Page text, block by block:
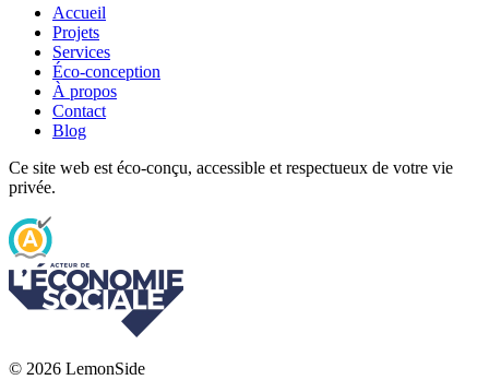
Accueil
Projets
Services
Éco-conception
À propos
Contact
Blog
Ce site web est éco-conçu, accessible et respectueux de votre vie
privée.
© 2026 LemonSide